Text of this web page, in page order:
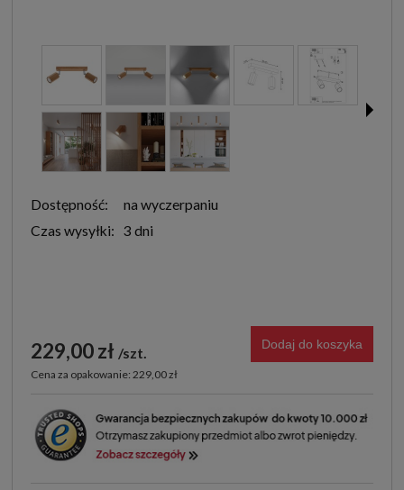
Dostępność:
na wyczerpaniu
Czas wysyłki: 3 dni
229,00 zł szt.
Cena za opakowanie: 229,00 zł
Dodaj do koszyka